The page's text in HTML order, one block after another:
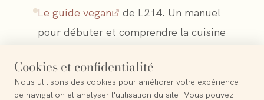
Le guide vegan
de L214. Un manuel
pour débuter et comprendre la cuisine
Vegan
de Marie Laforêt. Le classique
qu’on ne présente plus.
Cookies et confidentialité
Nous utilisons des cookies pour améliorer votre expérience
de navigation et analyser l'utilisation du site. Vous pouvez